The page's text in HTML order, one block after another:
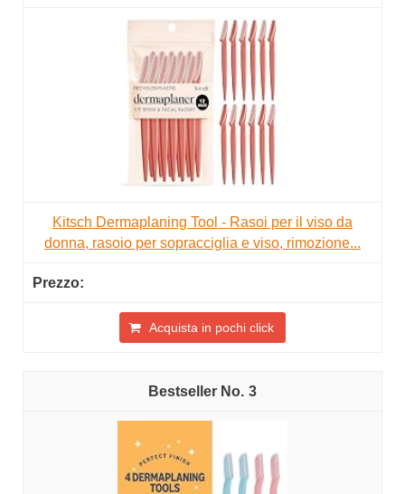
Kitsch Dermaplaning Tool - Rasoi per il viso da
donna, rasoio per sopracciglia e viso, rimozione...
Acquista in pochi click
3